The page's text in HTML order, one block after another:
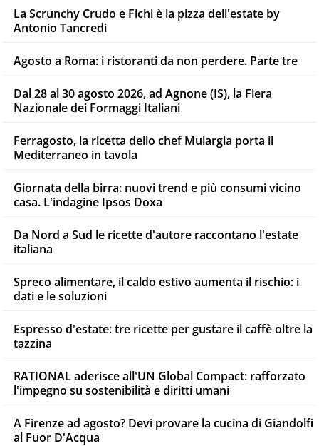
La Scrunchy Crudo e Fichi è la pizza dell'estate by
Antonio Tancredi
Agosto a Roma: i ristoranti da non perdere. Parte tre
Dal 28 al 30 agosto 2026, ad Agnone (IS), la Fiera
Nazionale dei Formaggi Italiani
Ferragosto, la ricetta dello chef Mulargia porta il
Mediterraneo in tavola
Giornata della birra: nuovi trend e più consumi vicino
casa. L'indagine Ipsos Doxa
Da Nord a Sud le ricette d'autore raccontano l'estate
italiana
Spreco alimentare, il caldo estivo aumenta il rischio: i
dati e le soluzioni
Espresso d'estate: tre ricette per gustare il caffè oltre la
tazzina
RATIONAL aderisce all'UN Global Compact: rafforzato
l'impegno su sostenibilità e diritti umani
A Firenze ad agosto? Devi provare la cucina di Giandolfi
al Fuor D'Acqua